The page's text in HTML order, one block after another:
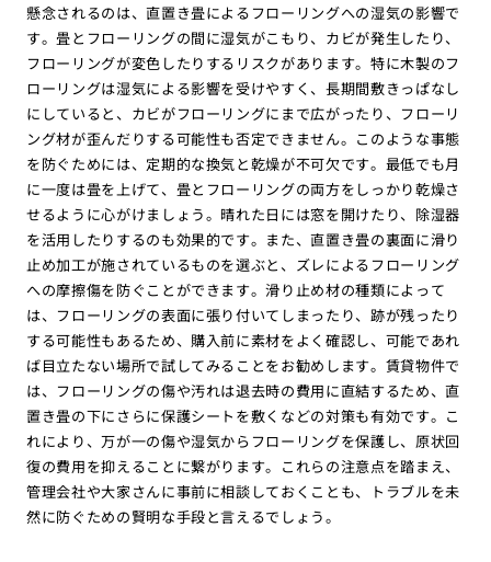
懸念されるのは、直置き畳によるフローリングへの湿気の影響で
す。畳とフローリングの間に湿気がこもり、カビが発生したり、
フローリングが変色したりするリスクがあります。特に木製のフ
ローリングは湿気による影響を受けやすく、長期間敷きっぱなし
にしていると、カビがフローリングにまで広がったり、フローリ
ング材が歪んだりする可能性も否定できません。このような事態
を防ぐためには、定期的な換気と乾燥が不可欠です。最低でも月
に一度は畳を上げて、畳とフローリングの両方をしっかり乾燥さ
せるように心がけましょう。晴れた日には窓を開けたり、除湿器
を活用したりするのも効果的です。また、直置き畳の裏面に滑り
止め加工が施されているものを選ぶと、ズレによるフローリング
への摩擦傷を防ぐことができます。滑り止め材の種類によって
は、フローリングの表面に張り付いてしまったり、跡が残ったり
する可能性もあるため、購入前に素材をよく確認し、可能であれ
ば目立たない場所で試してみることをお勧めします。賃貸物件で
は、フローリングの傷や汚れは退去時の費用に直結するため、直
置き畳の下にさらに保護シートを敷くなどの対策も有効です。こ
れにより、万が一の傷や湿気からフローリングを保護し、原状回
復の費用を抑えることに繋がります。これらの注意点を踏まえ、
管理会社や大家さんに事前に相談しておくことも、トラブルを未
然に防ぐための賢明な手段と言えるでしょう。